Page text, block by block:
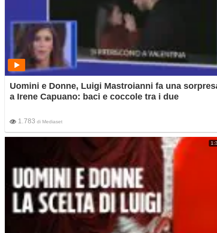
Uomini e Donne, Luigi Mastroianni fa una
a Irene Capuano: baci e coccole tra i due
1.783 di Mediaset